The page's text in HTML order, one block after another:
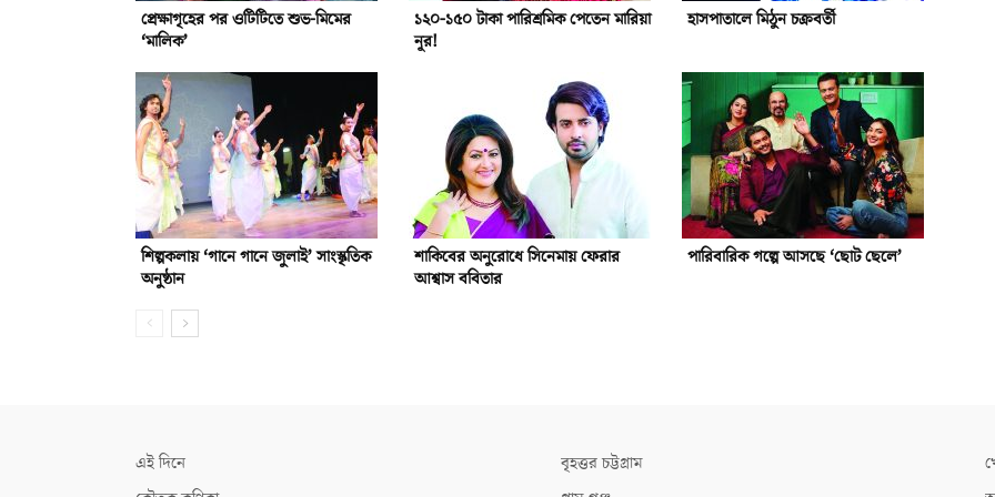
প্রেক্ষাগৃহের পর ওটিটিতে শুভ-মিমের
‘মালিক’
১২০-১৫০ টাকা পারিশ্রমিক পেতেন মারিয়া
নূর!
হাসপাতালে মিঠুন চক্রবর্তী
শিল্পকলায় ‘গানে গানে জুলাই’ সাংস্কৃতিক
অনুষ্ঠান
শাকিবের অনুরোধে সিনেমায় ফেরার
আশ্বাস ববিতার
পারিবারিক গল্পে আসছে ‘ছোট ছেলে’
এই দিনে
বৃহত্তর চট্টগ্রাম